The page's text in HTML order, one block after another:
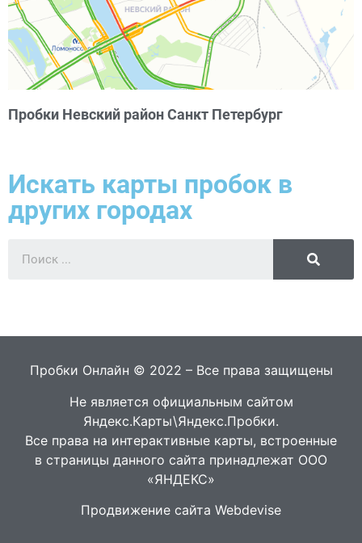
Пробки Невский район Санкт Петербург
Искать карты пробок в
других городах
Пробки Онлайн © 2022 – Все права защищены
Не является официальным сайтом
Яндекс.Карты\Яндекс.Пробки.
Все права на интерактивные карты, встроенные
в страницы данного сайта принадлежат ООО
«ЯНДЕКС»
Продвижение сайта Webdevise